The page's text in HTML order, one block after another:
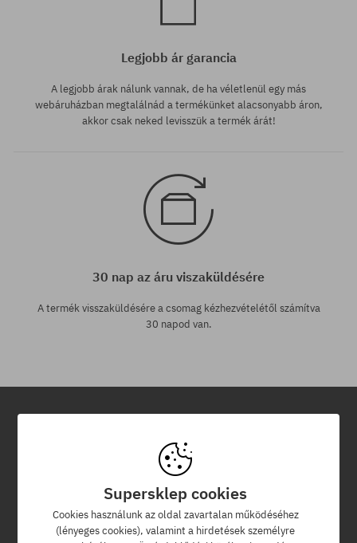
Legjobb ár garancia
A legjobb árak nálunk vannak, de ha véletlenül egy más
webáruházban megtalálnád a termékünket alacsonyabb áron,
akkor csak neked levisszük a termék árát!
30 nap az áru viszaküldésére
A termék visszaküldésére a csomag kézhezvételétől számítva
30 napod van.
Hírlevél
Iratkozz fel hírlevelünkre és értesülj az elsők között új termékeinkről
és kedvezményeinkről!
Ráadásul kapsz egy -5% kedvezménykódot az egész
rendelésedre!
Supersklep cookies
Cookies használunk az oldal zavartalan működéséhez
(lényeges cookies), valamint a hirdetések személyre